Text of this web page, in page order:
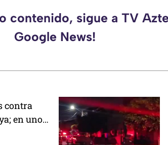
contenido, sigue a TV
Google News!
contra
en uno